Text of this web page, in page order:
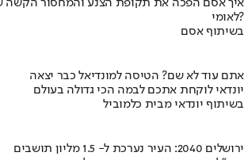
לאומי?
בשיתוף אסם
אתם עוד לא שם? הטיסה למונדיאל כבר יצאה
יונדאי לוקחת אתכם לבמה הכי גדולה בעולם
בשיתוף יונדאי מבית כלמוביל
ירושלים 2040: העיר נערכת ל- 1.5 מליון תושבים